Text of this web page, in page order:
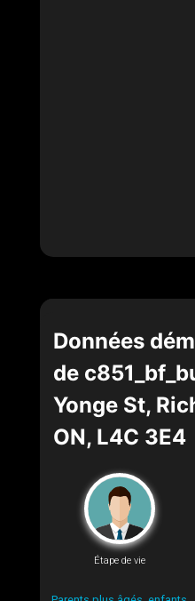
Données
de
Yonge St,
ON, L4C 3E4
Étape de vie